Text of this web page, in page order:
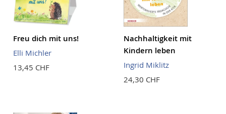
Freu dich mit uns!
Elli Michler
13,45 CHF
Nachhaltigkeit mit
Kindern leben
Ingrid Miklitz
24,30 CHF